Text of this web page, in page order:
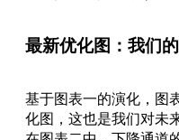
最新优化图：我们
基于图表一的演化，图
化图，这也是我们对未